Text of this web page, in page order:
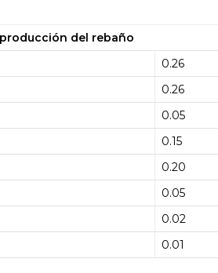
del rebaño
0.26
0.26
0.05
0.15
0.20
0.05
0.02
0.01